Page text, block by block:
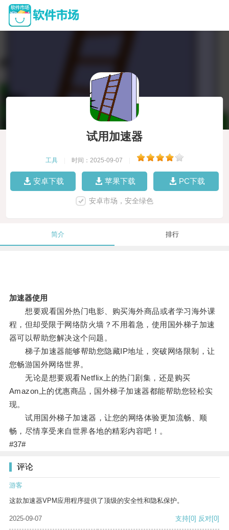
试用加速器
工具 时间：2025-09-07
安卓下载 苹果下载 PC下载
安卓市场，安全绿色
简介 排行
加速器使用
想要观看国外热门电影、购买海外商品或者学习海外课
程，但却受限于网络防火墙？不用着急，使用国外梯子加速
器可以帮助您解决这个问题。
梯子加速器能够帮助您隐藏IP地址，突破网络限制，让
您畅游国外网络世界。
无论是想要观看Netflix上的热门剧集，还是购买
Amazon上的优惠商品，国外梯子加速器都能帮助您轻松实
现。
试用国外梯子加速器，让您的网络体验更加流畅、顺
畅，尽情享受来自世界各地的精彩内容吧！。
#37#
评论
游客
这款加速器VPM应用程序提供了顶级的安全性和隐私保护。
2025-09-07 支持[0] 反对[0]